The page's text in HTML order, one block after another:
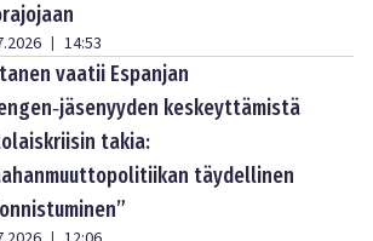
| 14:53
vaatii Espanjan
keskeyttämistä
takia:
täydellinen